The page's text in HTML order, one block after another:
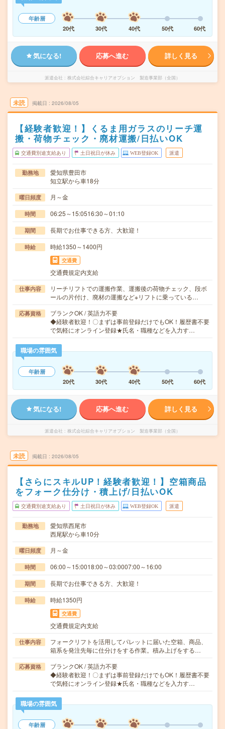
年齢層
20代
30代 40代 50代 60代
気になる! 応募へ進む 詳しく見る
派遣会社 株式会社綜合キャリアオプション 製造事業部（全国）
未読 掲載日 2026/08/05
【経験者歓迎！】くるま用ガラスのリーチ運
搬・荷物チェック・廃材運搬/日払いOK
交通費別途支給あり 土日祝日が休み WEB登録OK 派遣
勤務地
愛知県豊田市
知立駅から車18分
曜日頻度 月～金
時間 06:25～15:0516:30～01:10
期間 長期でお仕事できる方、大歓迎！
時給 時給1350～1400円
交通費
交通費規定内支給
仕事内容
リーチリフトでの運搬作業、運搬後の荷物チェック、段ボ
ールの片付け、廃材の運搬など※リフトに乗っている…
応募資格
ブランクOK / 英語力不要
◆経験者歓迎！〇まずは事前登録だけでもOK！履歴書不要
で気軽にオンライン登録★氏名・職種などを入力す…
職場の雰囲気
年齢層
20代
30代 40代 50代 60代
気になる! 応募へ進む 詳しく見る
派遣会社 株式会社綜合キャリアオプション 製造事業部（全国）
未読 掲載日 2026/08/05
【さらにスキルUP！経験者歓迎！】空箱商品
をフォーク仕分け・積上げ/日払いOK
交通費別途支給あり 土日祝日が休み WEB登録OK 派遣
勤務地
愛知県西尾市
西尾駅から車10分
曜日頻度 月～金
時間 06:00～15:0018:00～03:0007:00～16:00
期間 長期でお仕事できる方、大歓迎！
時給 時給1350円
交通費
交通費規定内支給
仕事内容
フォークリフトを活用してパレットに届いた空箱、商品、
箱系を発注先毎に仕分けをする作業。積み上げをする…
応募資格
ブランクOK / 英語力不要
◆経験者歓迎！〇まずは事前登録だけでもOK！履歴書不要
で気軽にオンライン登録★氏名・職種などを入力す…
職場の雰囲気
年齢層